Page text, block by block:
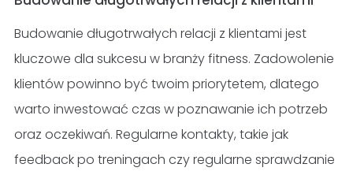
Budowanie długotrwałych relacji z klientami jest
kluczowe dla sukcesu w branży fitness. Zadowolenie
klientów powinno być twoim priorytetem, dlatego
warto inwestować czas w poznawanie ich potrzeb
oraz oczekiwań. Regularne kontakty, takie jak
feedback po treningach czy regularne sprawdzanie